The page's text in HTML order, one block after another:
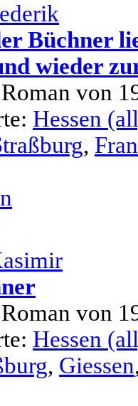
Büchner
wieder
von
Hessen
,
von
Hessen
, Giessen